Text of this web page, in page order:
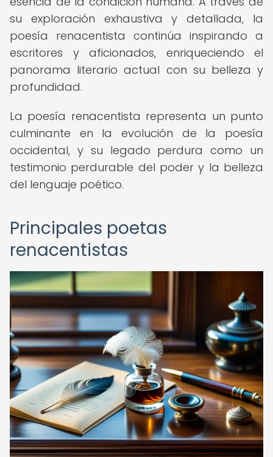
su exploración exhaustiva y detallada, la
poesía renacentista continúa inspirando a
escritores y aficionados, enriqueciendo el
panorama literario actual con su belleza y
profundidad.
La poesía renacentista representa un punto
culminante en la evolución de la poesía
occidental, y su legado perdura como un
testimonio perdurable del poder y la belleza
del lenguaje poético.
Principales poetas
renacentistas